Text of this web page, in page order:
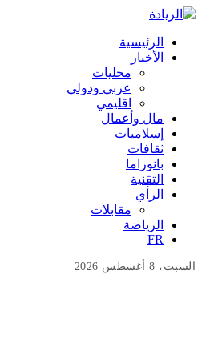
الرئيسية
الأخبار
محليات
عربي ودولي
اقليمي
مال وأعمال
إسلاميات
ثقافات
بانوراما
التقنية
الرأي
مقابلات
الرياضة
FR
السبت، 8 أغسطس 2026